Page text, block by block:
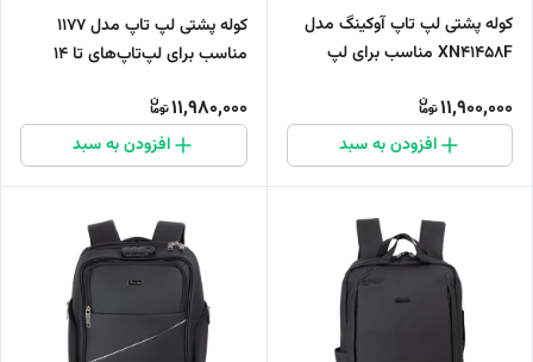
کوله پشتی لپ تاپ آوکینگ مدل
XN41458F مناسب برای لپ
11,900,000
افزودن به سبد
کوله پشتی لپ تاپ مدل 1177
مناسب برای لپ‌تاپ‌های تا 14
11,980,000
افزودن به سبد